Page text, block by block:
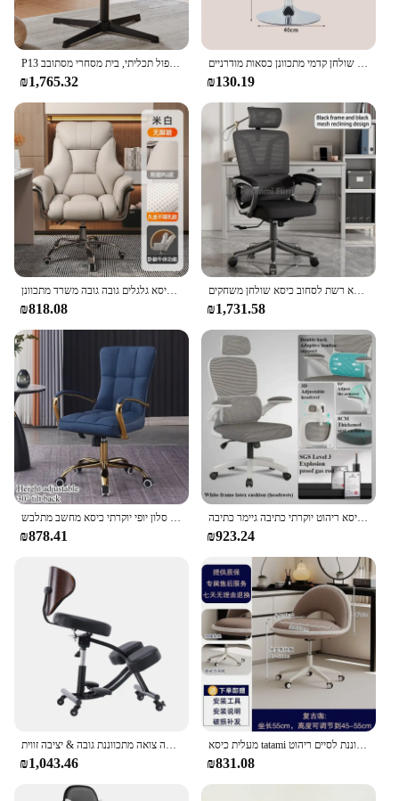
P13 לכיסא רגל במשרד ללא משענות כיסא רחב עם בסיס כפול תכליתי, בית מסחרי מסתובב
₪1,765.32
יוקרה אור מסתובב בר כסאות ראש קבלה מתכווננת כיסאות שולחן קדמי מתכוונן כסאות מודרניים
₪130.19
כיסא עיצוב מסתובב כיסאות סלון הרפיה רגיעה כיסא גלגלים גובה גובה משרד מתכוונן silla de esritorio
₪818.08
כיסא משרדי ארגונומי עם משענות ראש משענות ומנוחה גלגלים גובה מתכווננת 360 ° כסא רשת לסחוב כיסא שולחן משחקים
₪1,731.58
סלון יופי יוקרתי כיסא מחשב מתלבש sovel הרמת משרד גובה מתכוונן ריהוט cadeira escritoiro
₪878.41
משרד משחקים כסאות משחקים עבודה כיסא ריהוט יוקרתי כתיבה גיימר כתיבה gamer sofilla גובה מתכוונן
₪923.24
כיסא כורע עם גב גב עץ תמיכה מתכווננת כיסא לשולחן לבית ולמשרד גובה צואה מתכווננת גובה & יציבה זווית
₪1,043.46
מעלית כיסא tatami עם גלגלים חדר שינה איפור כיסא מחקר כסאות משרד 45-55 ס "מ גובה מתכווננת צמר טלה מתכווננת לסיים ריהוט
₪831.08